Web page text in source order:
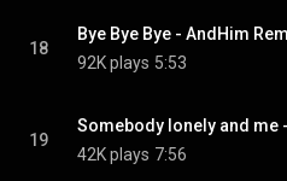
18
Bye Bye Bye - AndHim
92K plays 5:53
19
42K plays 7:56